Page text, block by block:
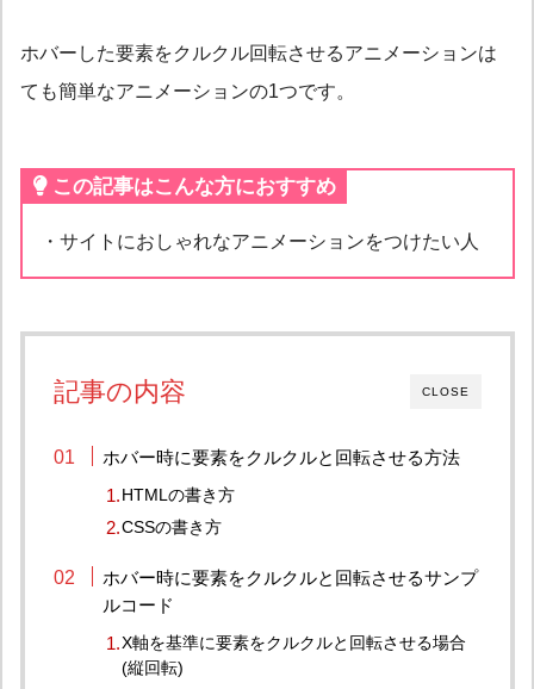
ホバーした要素をクルクル回転させるアニメーションは
ても簡単なアニメーションの1つです。
この記事はこんな方におすすめ
・サイトにおしゃれなアニメーションをつけたい人
CLOSE
記事の内容
ホバー時に要素をクルクルと回転させる方法
HTMLの書き方
CSSの書き方
ホバー時に要素をクルクルと回転させるサンプ
ルコード
X軸を基準に要素をクルクルと回転させる場合
(縦回転)